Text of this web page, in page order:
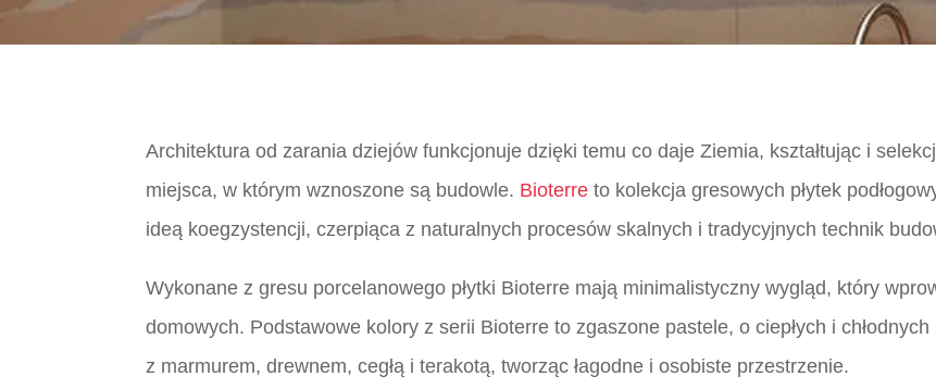
Architektura od zarania dziejów funkcjonuje dzięki temu co daje Ziemia, kształtując i
miejsca, w którym wznoszone są budowle. Bioterre to kolekcja gresowych płytek
ideą koegzystencji, czerpiąca z naturalnych procesów skalnych i tradycyjnych technik
Wykonane z gresu porcelanowego płytki Bioterre mają minimalistyczny wygląd, który
domowych. Podstawowe kolory z serii Bioterre to zgaszone pastele, o ciepłych i
z marmurem, drewnem, cegłą i terakotą, tworząc łagodne i osobiste przestrzenie.